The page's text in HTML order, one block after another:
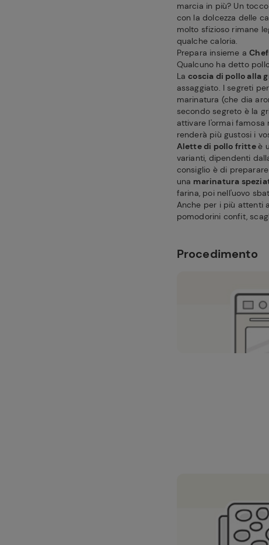
marcia in più? Un
con la dolcezza delle
molto sfizioso rimane
qualche caloria.
Prepara insieme a
Qualcuno ha detto
Lacoscia di pollo alla
assaggiato. I segreti
marinatura (che dia
secondo segreto è la
attivare l'ormai
renderà più gustosi i
Alette di pollo fritteè
varianti, dipendenti
consiglio è di
una marinatura
farina, poi nell'uovo
Anche per i più attenti
pomodorini confit,
Procedimento